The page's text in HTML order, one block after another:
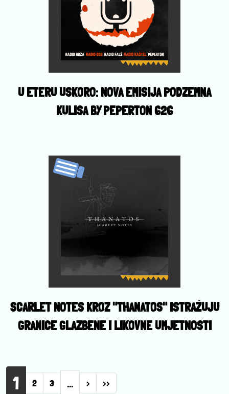
U ETERU USKORO: NOVA EMISIJA PODZEMNA
KULISA BY PEPERTON 626
SCARLET NOTES KROZ "THANATOS" ISTRAŽUJU
GRANICE GLAZBENE I LIKOVNE UMJETNOSTI
Pagination
1 2 3 … › Next page
››